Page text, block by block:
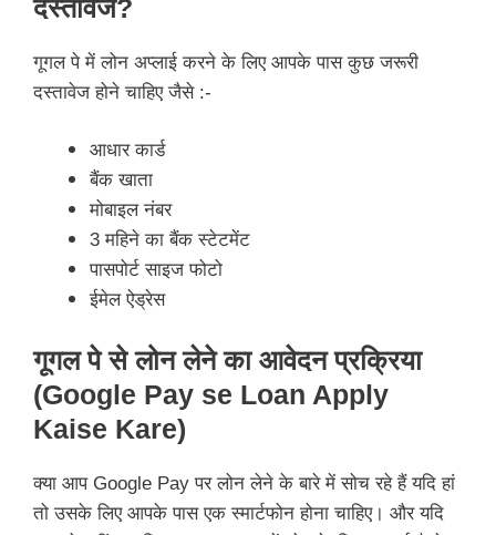
दस्तावेज?
गूगल पे में लोन अप्लाई करने के लिए आपके पास कुछ जरूरी
दस्तावेज होने चाहिए जैसे :-
आधार कार्ड
बैंक खाता
मोबाइल नंबर
3 महिने का बैंक स्टेटमेंट
पासपोर्ट साइज फोटो
ईमेल ऐड्रेस
गूगल पे से लोन लेने का आवेदन प्रक्रिया
(Google Pay se Loan Apply
Kaise Kare)
क्या आप Google Pay पर लोन लेने के बारे में सोच रहे हैं यदि हां
तो उसके लिए आपके पास एक स्मार्टफोन होना चाहिए। और यदि